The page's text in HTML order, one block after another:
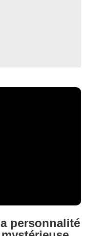
personnalité